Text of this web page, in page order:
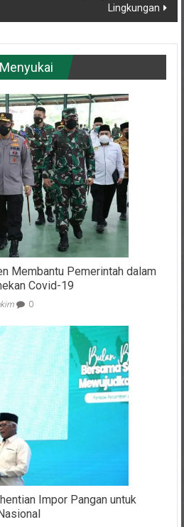
Lingkungan
Membantu Pemerintah dalam
Covid-19
0
Impor Pangan untuk